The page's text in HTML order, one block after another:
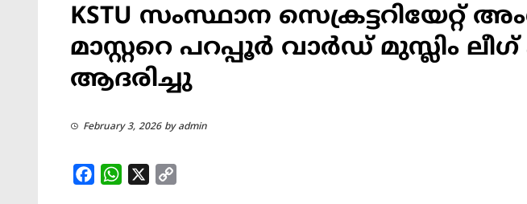
KSTU സംസ്ഥാന സെക്രട്ടറിയേറ്റ്
മാസ്റ്ററെ പറപ്പൂർ വാർഡ് മുസ്ലിം ലീഗ്
ആദരിച്ചു
February 3, 2026by admin
FacebookWhatsApp